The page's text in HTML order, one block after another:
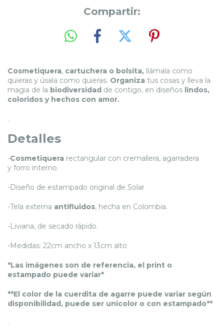
Compartir:
Cosmetiquera, cartuchera o bolsita, llámala como
quieras y úsala como quieras. Organiza tus cosas y lleva la
magia de la biodiversidad de contigo, en diseños lindos,
coloridos y hechos con amor.
.
Detalles
-Cosmetiquera rectangular con cremallera, agarradera
y forro interno.
-Diseño de estampado original de Solar
-Tela externa antifluidos, hecha en Colombia.
-Liviana, de secado rápido.
-Medidas: 22cm ancho x 13cm alto
*Las imágenes son de referencia, el print o
estampado puede variar*
**El color de la cuerdita de agarre puede variar según
disponibilidad, puede ser unicolor o con estampado**
.